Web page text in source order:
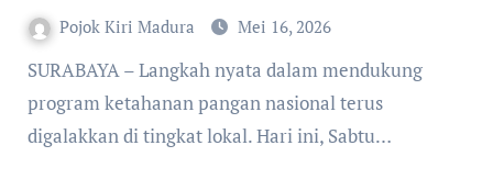
Pojok Kiri Madura Mei 16, 2026
program ketahanan pangan nasional terus
digalakkan di tingkat lokal. Hari ini, Sabtu…